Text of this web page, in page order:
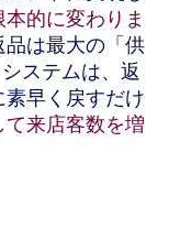
的に変わりま
品は最大の「供
ステムは、返
早く戻すだけ
来店客数を増